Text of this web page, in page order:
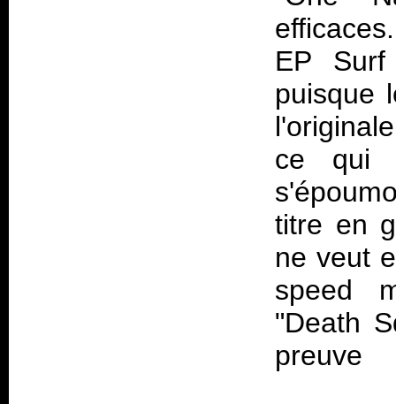
EP
puisque
ce qui
titre en
ne veut
speed
"Death
preuve